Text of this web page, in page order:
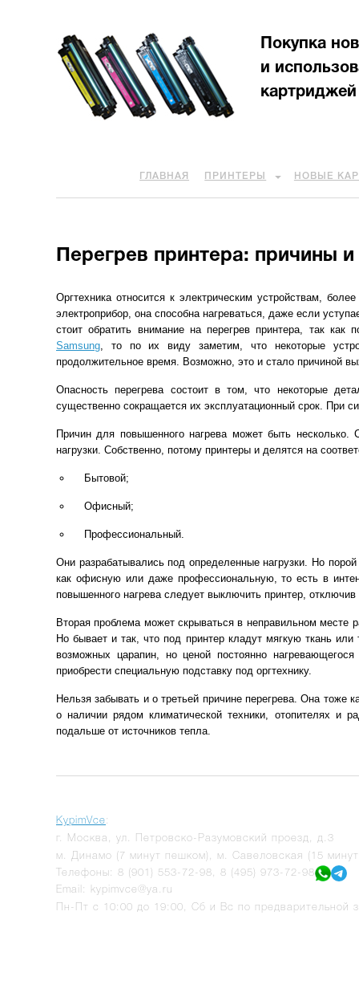
Покупка
и
картриджей
ГЛАВНАЯ ПРИНТЕРЫ НОВЫЕ
Перегрев принтера: причины
Оргтехника относится к электрическим устройствам,
электроприбор, она способна нагреваться, даже если
стоит обратить внимание на перегрев принтера, так
Samsung, то по их виду заметим, что некоторые
продолжительное время. Возможно, это и стало причиной
Опасность перегрева состоит в том, что некоторые
существенно сокращается их эксплуатационный срок. При
Причин для повышенного нагрева может быть несколько.
нагрузки. Собственно, потому принтеры и делятся на
Бытовой;
Офисный;
Профессиональный.
Они разрабатывались под определенные нагрузки. Но
как офисную или даже профессиональную, то есть в
повышенного нагрева следует выключить принтер,
Вторая проблема может скрываться в неправильном месте
Но бывает и так, что под принтер кладут мягкую ткань
возможных царапин, но ценой постоянно
приобрести специальную подставку под оргтехнику.
Нельзя забывать и о третьей причине перегрева. Она тоже
о наличии рядом климатической техники, отопителях и
подальше от источников тепла.
KypimVce:
г.
Москва
ул. Петровско-Разумовский проезд, д.3
м. Динамо (7 минут пешком), м. Савеловская (15
Телефоны: 8 (901) 553-72-98
8 (495) 973-72-98
Email: kypimvce@ya.ru
Пн-Пт с 10:00 до 19:00, Сб и Вс по предварительной